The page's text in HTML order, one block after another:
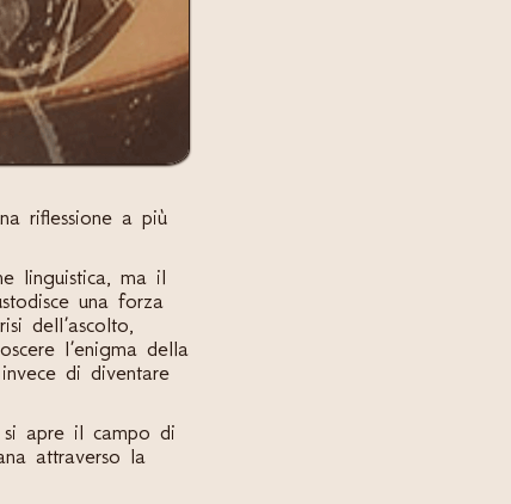
riflessione a più
linguistica, ma il
una forza
dell’ascolto,
l’enigma della
di diventare
apre il campo di
attraverso la